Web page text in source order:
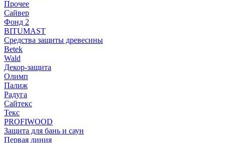
Прочее
Сайвер
Фонд 2
BITUMAST
Средства защиты древесины
Betek
Wald
Декор-защита
Олимп
Палиж
Радуга
Сайтекс
Текс
PROFIWOOD
Защита для бань и саун
Первая линия